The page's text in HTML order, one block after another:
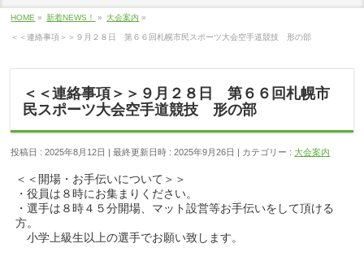
HOME » 新着NEWS！ » 大会案内 »
＜＜連絡事項＞＞９月２８日 第６６回札幌市民スポーツ大会空手道競技 形の部
＜＜連絡事項＞＞９月２８日 第６６回札幌市
民スポーツ大会空手道競技 形の部
投稿日 : 2025年8月12日 最終更新日時 : 2025年9月26日 カテゴリー :大会案内
＜＜開場・お手伝いについて＞＞
・役員は８時にお集まりください。
・選手は８時４５分開場、マット設営等お手伝いをして頂ける
方。
小学上級生以上の選手でお願い致します。